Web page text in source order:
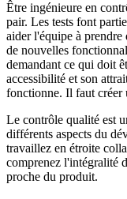
Être ingénieure en
pair. Les tests font
aider l'équipe à
de nouvelles
demandant ce qui doit
accessibilité et son
fonctionne. Il faut créer
Le contrôle qualité est
différents aspects du
travaillez en étroite
comprenez l'intégralité
proche du produit.